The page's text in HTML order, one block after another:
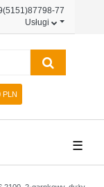
77
Usługi
PLN
☰